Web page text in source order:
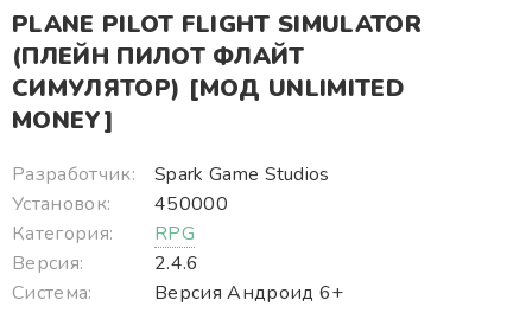
PLANE PILOT FLIGHT SIMULATOR
(ПЛЕЙН ПИЛОТ ФЛАЙТ
СИМУЛЯТОР) [МОД UNLIMITED
MONEY]
Разработчик:
Spark Game Studios
Установок:
450000
Категория:
RPG
Версия:
2.4.6
Система:
Версия Андроид 6+